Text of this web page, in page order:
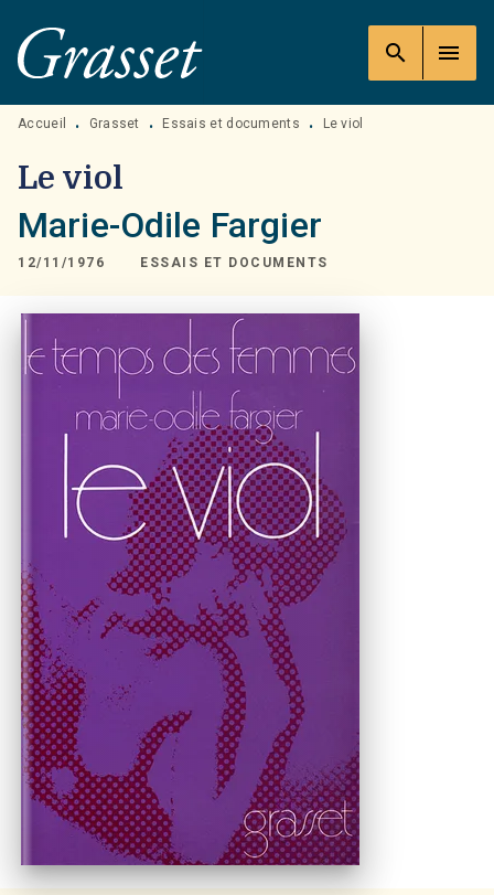
MENU RECHERCHE
PIED DE PAGE
search menu
Accueil • Grasset • Essais et documents • Le viol
Le viol
Marie-Odile Fargier
12/11/1976 ESSAIS ET DOCUMENTS